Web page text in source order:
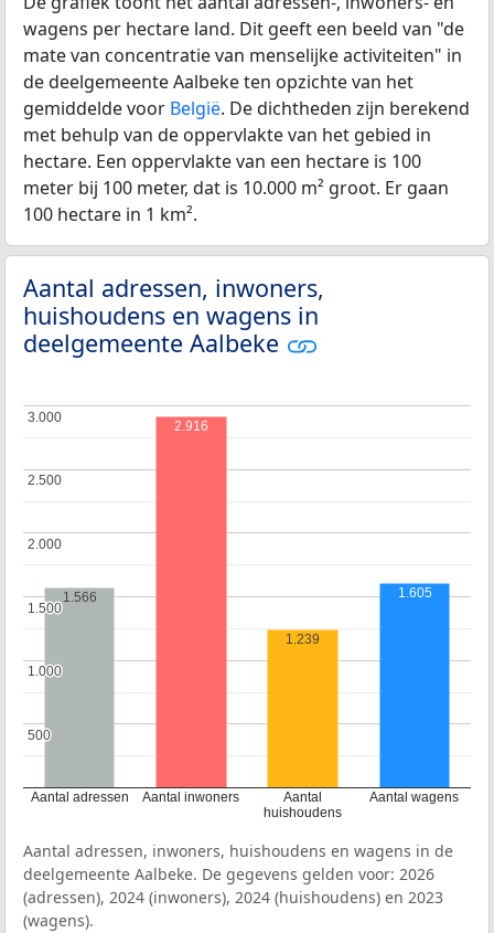
wagens per hectare land. Dit geeft een beeld van "de
mate van concentratie van menselijke activiteiten" in
de deelgemeente Aalbeke ten opzichte van het
gemiddelde voor België. De dichtheden zijn berekend
met behulp van de oppervlakte van het gebied in
hectare. Een oppervlakte van een hectare is 100
meter bij 100 meter, dat is 10.000 m² groot. Er gaan
100 hectare in 1 km².
Aantal adressen, inwoners,
huishoudens en wagens in
deelgemeente Aalbeke
Aantal adressen Aantal inwoners
Aantal
huishoudens
Aantal wagens
500
500
1.000
1.000
1.500
1.500
2.000
2.000
2.500
2.500
3.000
3.000
1.566
2.916
1.239
1.605
Aantal adressen, inwoners, huishoudens en wagens in de
deelgemeente Aalbeke. De gegevens gelden voor: 2026
(adressen), 2024 (inwoners), 2024 (huishoudens) en 2023
(wagens).